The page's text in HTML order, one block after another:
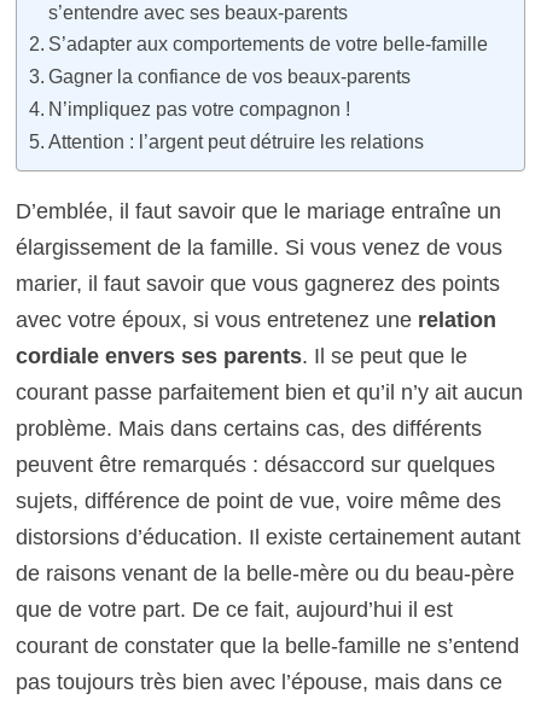
s’entendre avec ses beaux-parents
S’adapter aux comportements de votre belle-famille
Gagner la confiance de vos beaux-parents
N’impliquez pas votre compagnon !
Attention : l’argent peut détruire les relations
D’emblée, il faut savoir que le mariage entraîne un
élargissement de la famille. Si vous venez de vous
marier, il faut savoir que vous gagnerez des points
avec votre époux, si vous entretenez une relation
cordiale envers ses parents. Il se peut que le
courant passe parfaitement bien et qu’il n’y ait aucun
problème. Mais dans certains cas, des différents
peuvent être remarqués : désaccord sur quelques
sujets, différence de point de vue, voire même des
distorsions d’éducation. Il existe certainement autant
de raisons venant de la belle-mère ou du beau-père
que de votre part. De ce fait, aujourd’hui il est
courant de constater que la belle-famille ne s’entend
pas toujours très bien avec l’épouse, mais dans ce